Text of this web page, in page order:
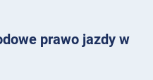
prawo jazdy w